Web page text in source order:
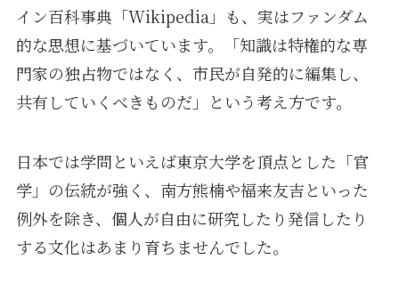
イン百科事典「Wikipedia」も、実はファンダム
的な思想に基づいています。「知識は特権的な専
門家の独占物ではなく、市民が自発的に編集し、
共有していくべきものだ」という考え方です。
日本では学問といえば東京大学を頂点とした「官
学」の伝統が強く、南方熊楠や福来友吉といった
例外を除き、個人が自由に研究したり発信したり
する文化はあまり育ちませんでした。